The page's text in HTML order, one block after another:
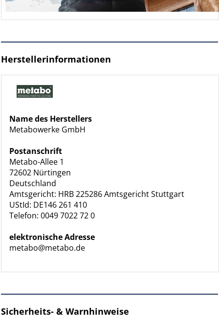
Herstellerinformationen
Name des Herstellers
Metabowerke GmbH
Postanschrift
Metabo-Allee 1
72602 Nürtingen
Deutschland
Amtsgericht: HRB 225286 Amtsgericht Stuttgart
UStId: DE146 261 410
Telefon: 0049 7022 72 0
elektronische Adresse
metabo@metabo.de
Sicherheits- & Warnhinweise